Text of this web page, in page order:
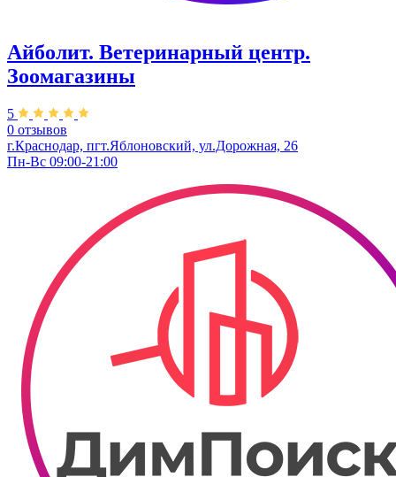
Айболит. Ветеринарный центр.
Зоомагазины
5
0 отзывов
г.Краснодар, пгт.Яблоновский, ул.Дорожная, 26
Пн-Вс 09:00-21:00